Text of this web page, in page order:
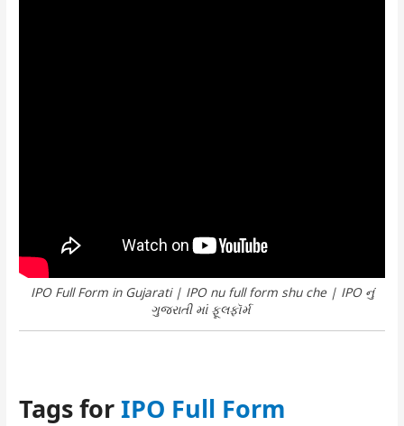
IPO Full Form in Gujarati | IPO nu full form shu che | IPO નું
ગુજરાતી માં ફૂલફૉર્મ
Tags forIPO Full Form